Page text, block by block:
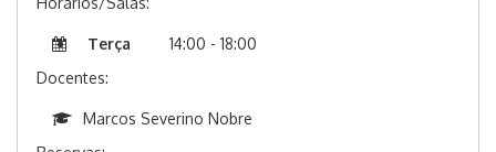
Terça
14:00 - 18:00
Docentes:
Marcos Severino Nobre